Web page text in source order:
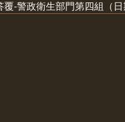
覆-警政衛生部門第四組（